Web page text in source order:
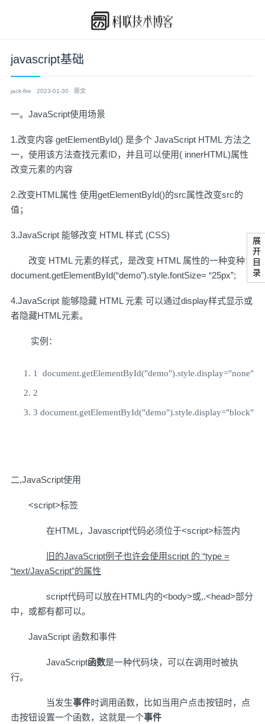
javascript基础
jack-fire 2023-01-30 原文
一。JavaScript使用场景
1.改变内容 getElementById() 是多个 JavaScript HTML 方法之
一，使用该方法查找元素ID，并且可以使用( innerHTML)属性
改变元素的内容
2.改变HTML属性 使用getElementById()的src属性改变src的
值；
3.JavaScript 能够改变 HTML 样式 (CSS)
改变 HTML 元素的样式，是改变 HTML 属性的一种变种：
document.getElementById(“demo”).style.fontSize= “25px”;
4.JavaScript 能够隐藏 HTML 元素 可以通过display样式显示或
者隐藏HTML元素。
实例：
1
  document
.getElementById("demo").style.display="none"
2
3 document.getElementById("demo").style.display="block"
二,JavaScript使用
<script>标签
在HTML，Javascript代码必须位于<script>标签内
旧的JavaScript例子也许会使用script 的 “type =
“text/JavaScript”的属性
script代码可以放在HTML内的<body>或,.<head>部分
中，或都有都可以。
JavaScript 函数和事件
JavaScript函数是一种代码块，可以在调用时被执
行。
当发生事件时调用函数，比如当用户点击按钮时，点
击按钮设置一个函数，这就是一个事件
展开目录